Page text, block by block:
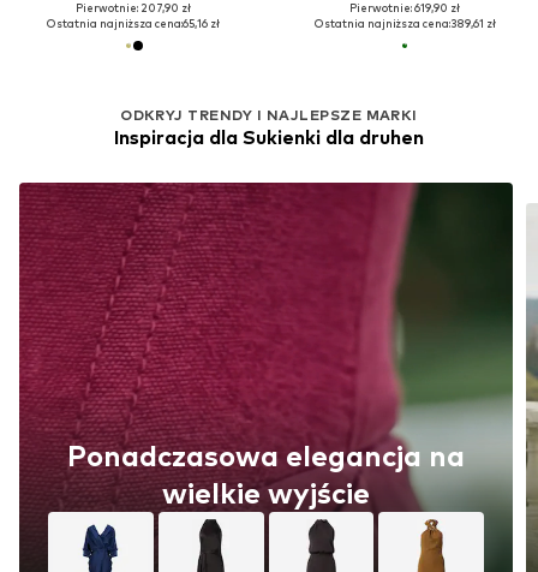
Pierwotnie: 207,90 zł
Ostatnia najniższa cena:65,16 zł
Pierwotnie: 619,90 zł
Ostatnia najniższa cena:389,61 zł
ODKRYJ TRENDY I NAJLEPSZE MARKI
Inspiracja dla Sukienki dla druhen
Ponadczasowa elegancja na
wielkie wyjście